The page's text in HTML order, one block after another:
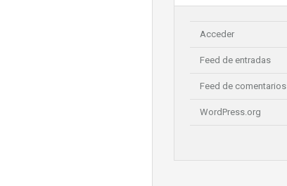
Acceder
Feed de entradas
Feed de comentarios
WordPress.org